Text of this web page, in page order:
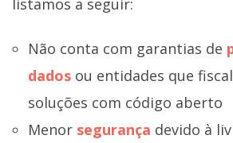
listamos a seguir:
Não conta com garantias de
dados ou entidades que
soluções com código aberto
Menor segurança devido à